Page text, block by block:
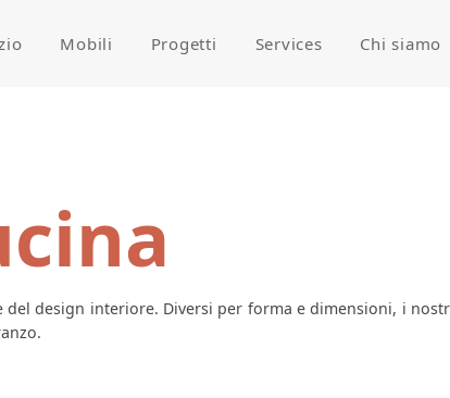
Mobili Progetti Services Chi siamo
design interiore. Diversi per forma e dimensioni, i